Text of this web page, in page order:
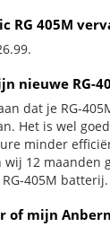
RG 405M
nieuwe RG-
dat je RG-
Het is wel
minder
wij 12 maanden
405M batterij.
of mijn